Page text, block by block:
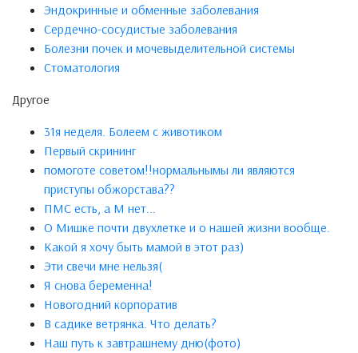
Эндокринные и обменные заболевания
Сердечно-сосудистые заболевания
Болезни почек и мочевыделительной системы
Стоматология
Другое
31я неделя. Болеем с животиком
Первый скрининг
помоготе советом!!нормальнымы ли являются
приступы обжорстава??
ПМС есть, а М нет...
О Мишке почти двухлетке и о нашей жизни вообще.
Какой я хочу быть мамой в этот раз)
Эти свечи мне нельзя(
Я снова беременна!
Новогодний корпоратив
В садике ветрянка. Что делать?
Наш путь к завтрашнему дню(фото)